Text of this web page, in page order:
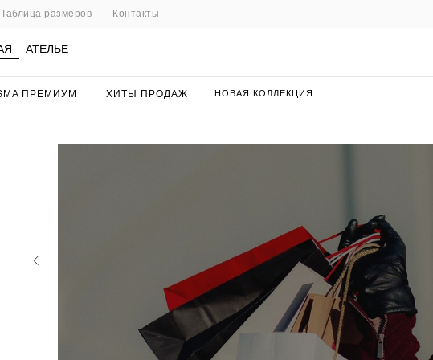
Таблица размеров Контакты
ХИТЫ ПРОДАЖ
АТЕЛЬЕ
НОВАЯ КОЛЛЕКЦИЯ
ПРЕМИУМ